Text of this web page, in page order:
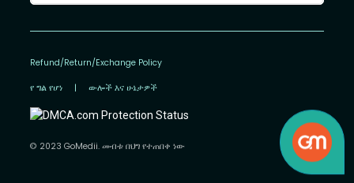
Refund/Return/Exchange Policy
የ ግል የሆነ | ውሎች እና ሁኔታዎች
© 2023 GoMedii. መብቱ በህግ የተጠበቀ ነው